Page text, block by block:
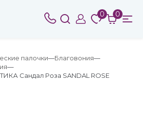
0 0
палочки
Благовония
Сандал Роза SANDAL ROSE